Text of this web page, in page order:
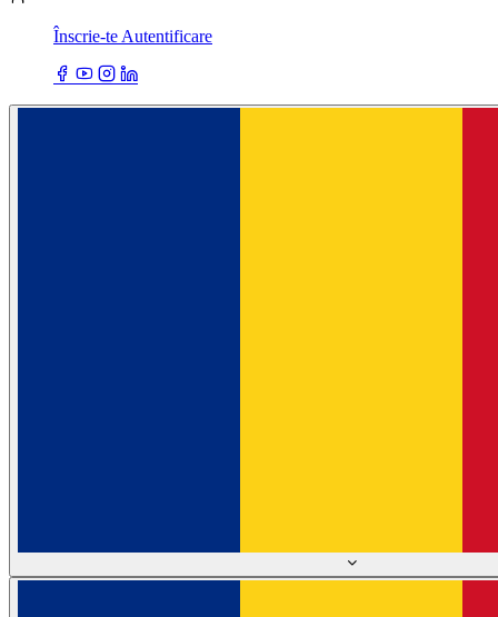
Înscrie-te Autentificare